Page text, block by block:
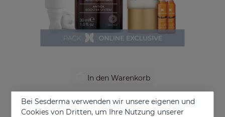
In den Warenkorb
€ 123,95
Bei Sesderma verwenden wir unsere eigenen und
Cookies von Dritten, um Ihre Nutzung unserer